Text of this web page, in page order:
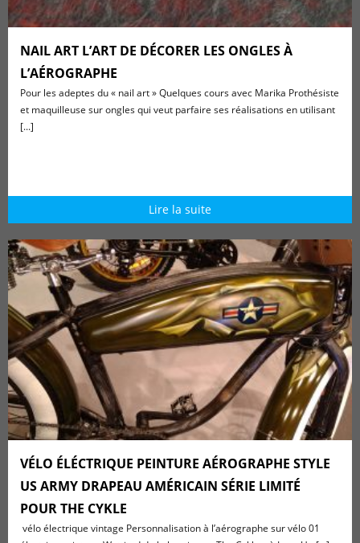
NAIL ART L’ART DE DÉCORER LES ONGLES À
L’AÉROGRAPHE
Pour les adeptes du « nail art » Quelques cours avec Marika Prothésiste
et maquilleuse sur ongles qui veut parfaire ses réalisations en utilisant
[...]
Lire la suite
VÉLO ÉLÉCTRIQUE PEINTURE AÉROGRAPHE STYLE
US ARMY DRAPEAU AMÉRICAIN SÉRIE LIMITÉ
POUR THE CYKLE
vélo électrique vintage Personnalisation à l’aérographe sur vélo 01